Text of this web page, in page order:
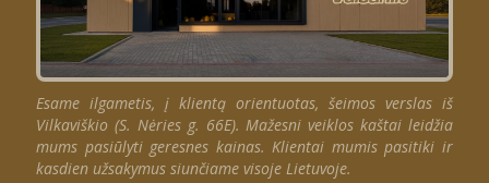
Esame ilgametis, į klientą orientuotas, šeimos verslas iš
Vilkaviškio (S. Nėries g. 66E). Mažesni veiklos kaštai leidžia
mums pasiūlyti geresnes kainas. Klientai mumis pasitiki ir
kasdien užsakymus siunčiame visoje Lietuvoje.